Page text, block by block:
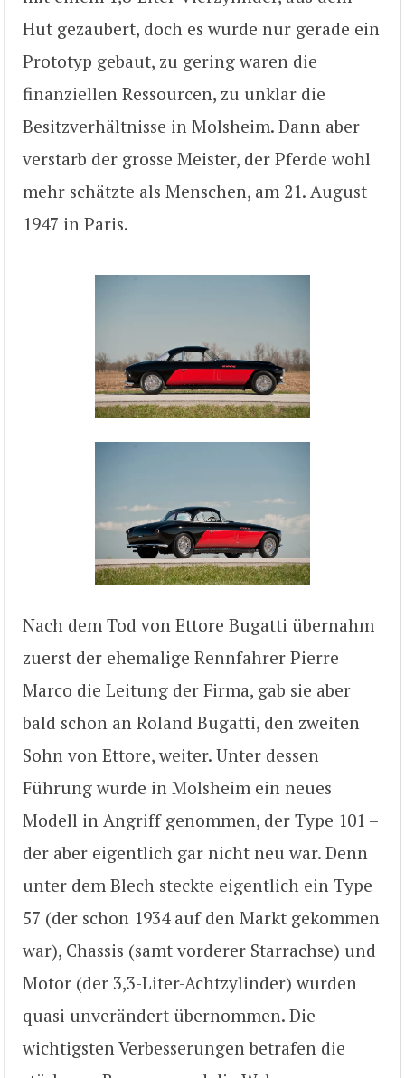
Hut gezaubert, doch es wurde nur gerade ein
Prototyp gebaut, zu gering waren die
finanziellen Ressourcen, zu unklar die
Besitzverhältnisse in Molsheim. Dann aber
verstarb der grosse Meister, der Pferde wohl
mehr schätzte als Menschen, am 21. August
1947 in Paris.
Nach dem Tod von Ettore Bugatti übernahm
zuerst der ehemalige Rennfahrer Pierre
Marco die Leitung der Firma, gab sie aber
bald schon an Roland Bugatti, den zweiten
Sohn von Ettore, weiter. Unter dessen
Führung wurde in Molsheim ein neues
Modell in Angriff genommen, der Type 101 –
der aber eigentlich gar nicht neu war. Denn
unter dem Blech steckte eigentlich ein Type
57 (der schon 1934 auf den Markt gekommen
war), Chassis (samt vorderer Starrachse) und
Motor (der 3,3-Liter-Achtzylinder) wurden
quasi unverändert übernommen. Die
wichtigsten Verbesserungen betrafen die